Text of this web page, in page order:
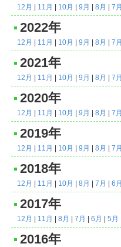
12月 11月 10月 9月 8月 7
2022年
12月 11月 10月 9月 8月 7
2021年
12月 11月 10月 9月 8月 7
2020年
12月 11月 10月 9月 8月 7
2019年
12月 11月 10月 9月 8月 7
2018年
12月 11月 10月 8月 7月 6
2017年
12月 11月 8月 7月 6月 5月
2016年